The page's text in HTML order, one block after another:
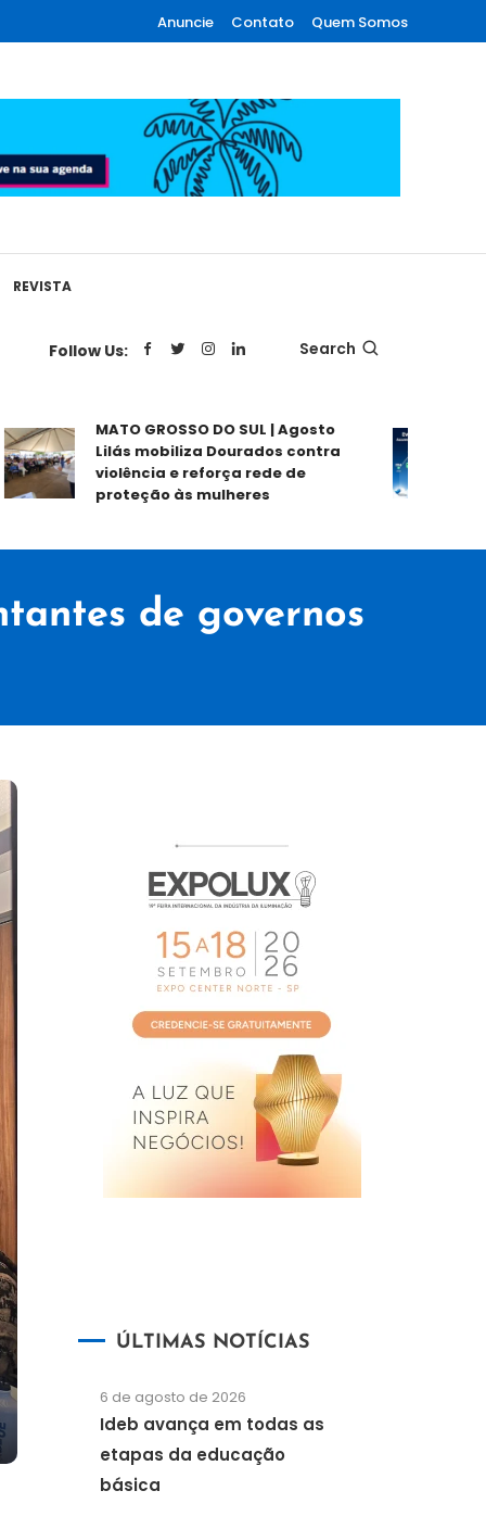
Anuncie Contato Quem Somos
REVISTA
Follow Us: Search
MATO GROSSO DO SUL | Agosto
Lilás mobiliza Dourados contra
violência e reforça rede de
proteção às mulheres
de governos
ÚLTIMAS NOTÍCIAS
6 de agosto de 2026
Ideb avança em todas as
etapas da educação
básica